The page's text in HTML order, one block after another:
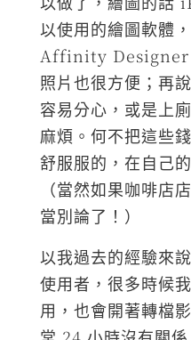
以使用的繪圖軟體
Affinity Designer
照片也很方便；再
容易分心，或是上
麻煩。何不把這些
舒服服的，在自己
（當然如果咖啡店
當別論了！）
以我過去的經驗來
使用者，很多時候
用，也會開著轉檔